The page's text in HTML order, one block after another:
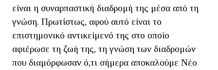
είναι η συναρπαστική διαδρομή της μέσα από τη
γνώση. Πρωτίστως, αφού αυτό είναι το
επιστημονικό αντικείμενό της στο οποίο
αφιέρωσε τη ζωή της, τη γνώση των διαδρομών
που διαμόρφωσαν ό,τι σήμερα αποκαλούμε Νέο